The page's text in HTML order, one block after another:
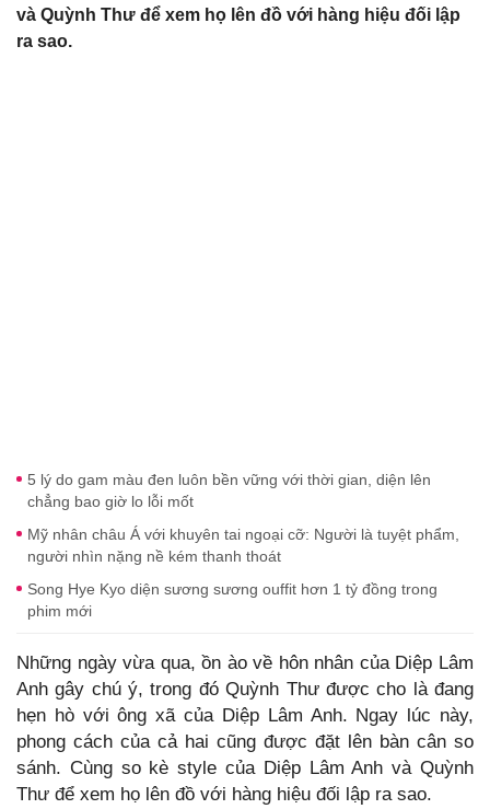
và Quỳnh Thư để xem họ lên đồ với hàng hiệu đối lập
ra sao.
5 lý do gam màu đen luôn bền vững với thời gian, diện lên
chẳng bao giờ lo lỗi mốt
Mỹ nhân châu Á với khuyên tai ngoại cỡ: Người là tuyệt phẩm,
người nhìn nặng nề kém thanh thoát
Song Hye Kyo diện sương sương ouffit hơn 1 tỷ đồng trong
phim mới
Những ngày vừa qua, ồn ào về hôn nhân của Diệp Lâm
Anh gây chú ý, trong đó Quỳnh Thư được cho là đang
hẹn hò với ông xã của Diệp Lâm Anh. Ngay lúc này,
phong cách của cả hai cũng được đặt lên bàn cân so
sánh. Cùng so kè style của Diệp Lâm Anh và Quỳnh
Thư để xem họ lên đồ với hàng hiệu đối lập ra sao.